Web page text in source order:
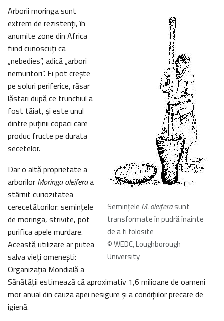
Seminţele M. oleiferasunt
transformate în pudră înainte
de a fi folosite
© WEDC, Loughborough
University
Arborii moringa sunt
extrem de rezistenţi, în
anumite zone din Africa
fiind cunoscuţi ca
„nebedies”, adică „arbori
nemuritori”. Ei pot creşte
pe soluri periferice, răsar
lăstari după ce trunchiul a
fost tăiat, şi este unul
dintre puţinii copaci care
produc fructe pe durata
secetelor.
Dar o altă proprietate a
arborilor Moringa oleiferaa
stârnit curiozitatea
cerecetătorilor: seminţele
de moringa, strivite, pot
purifica apele murdare.
Această utilizare ar putea
salva vieţi omeneşti:
Organizaţia Mondială a
Sănătăţii estimează că aproximativ 1,6 milioane de oameni
mor anual din cauza apei nesigure şi a condiţiilor precare de
igienă.